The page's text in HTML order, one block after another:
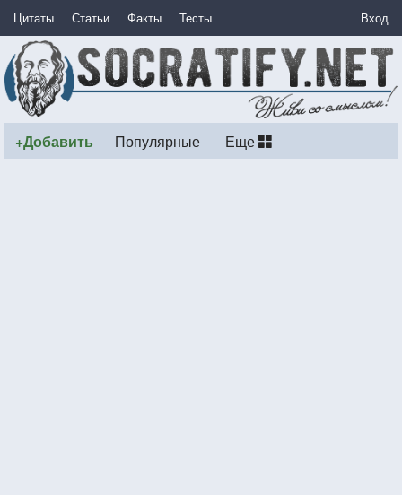
Цитаты Статьи Факты Тесты Вход
+Добавить Популярные Еще